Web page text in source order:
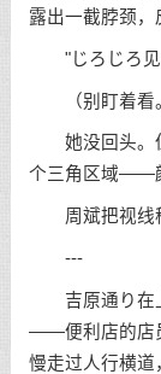
露出一截脖颈，
"じろじろ见
（别盯着看
她没回头。
个三角区域——
周斌把视线移
---
吉原通り在上
——便利店的店
慢走过人行横道